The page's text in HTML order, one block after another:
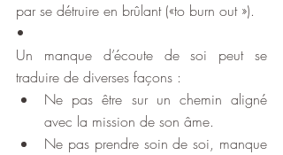
par se détruire en brûlant («to burn out »).
•
Un manque d’écoute de soi peut se
traduire de diverses façons :
Ne pas être sur un chemin aligné
avec la mission de son âme.
Ne pas prendre soin de soi, manque